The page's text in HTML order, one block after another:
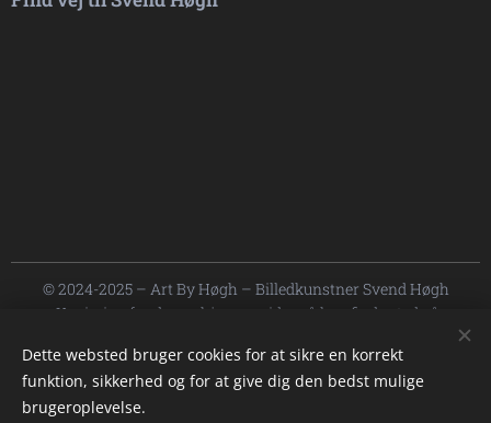
© 2024-2025 – Art By Høgh – Billedkunstner Svend Høgh
Kopiering fra denne hjemmeside må kun finde sted på
institutioner eller virksomheder, der har indgået aftale med Tekst
& Node, og kun inden for de rammer, der er nævnt i aftalen.
Cookies
Dette websted bruger cookies for at sikre en korrekt
funktion, sikkerhed og for at give dig den bedst mulige
brugeroplevelse.